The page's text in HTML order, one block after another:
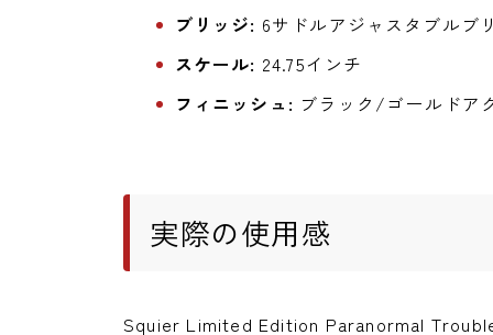
ブリッジ: 6サドルアジャスタブルブ
スケール: 24.75インチ
フィニッシュ: ブラック/ゴールドア
実際の使用感
Squier Limited Edition Paranormal